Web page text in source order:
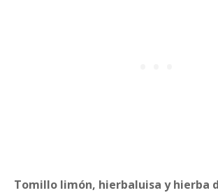
Tomillo limón, hierbaluisa y hierba